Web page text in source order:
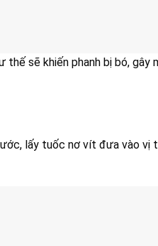
sẽ khiến phanh bị bó, gây
lấy tuốc nơ vít đưa vào vị